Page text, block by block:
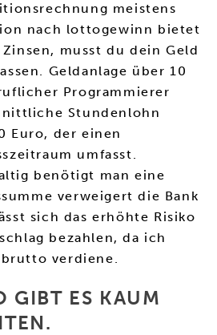
meistens
nach lottogewinn bietet
musst du dein Geld
Geldanlage über 10
Programmierer
Stundenlohn
Euro, der einen
umfasst.
benötigt man eine
verweigert die Bank
sich das erhöhte Risiko
bezahlen, da ich
verdiene.
GIBT ES KAUM